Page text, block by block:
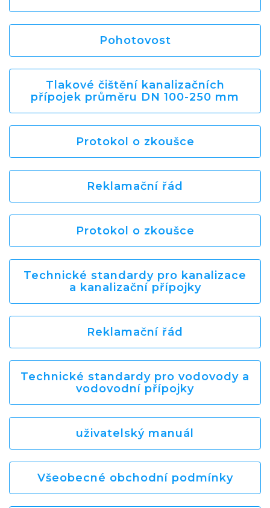
Pohotovost
Tlakové čištění kanalizačních
přípojek průměru DN 100-250 mm
Protokol o zkoušce
Reklamační řád
Protokol o zkoušce
Technické standardy pro kanalizace
a kanalizační přípojky
Reklamační řád
Technické standardy pro vodovody a
vodovodní přípojky
uživatelský manuál
Všeobecné obchodní podmínky